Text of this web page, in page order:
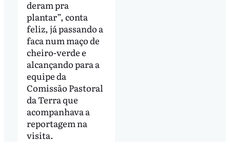
deram pra
plantar”, conta
feliz, já passando a
faca num maço de
cheiro-verde e
alcançando para a
equipe da
Comissão Pastoral
da Terra que
acompanhava a
reportagem na
visita.